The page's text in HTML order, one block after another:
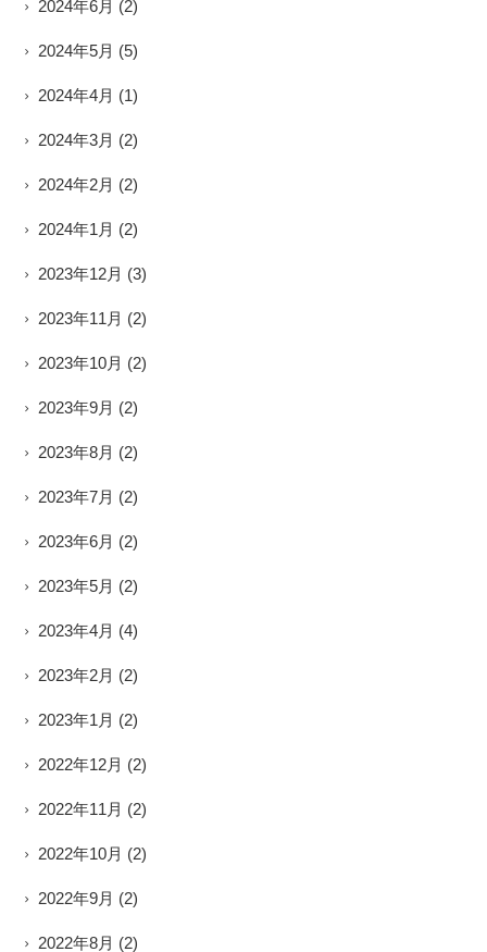
2024年6月 (2)
2024年5月 (5)
2024年4月 (1)
2024年3月 (2)
2024年2月 (2)
2024年1月 (2)
2023年12月 (3)
2023年11月 (2)
2023年10月 (2)
2023年9月 (2)
2023年8月 (2)
2023年7月 (2)
2023年6月 (2)
2023年5月 (2)
2023年4月 (4)
2023年2月 (2)
2023年1月 (2)
2022年12月 (2)
2022年11月 (2)
2022年10月 (2)
2022年9月 (2)
2022年8月 (2)